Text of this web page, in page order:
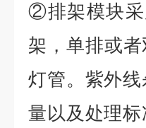
②排架模块采
架，单排或
灯管。紫外
量以及处理